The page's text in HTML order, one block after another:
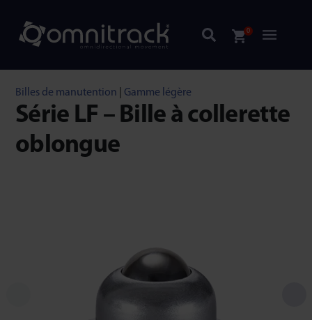
0
Billes de manutention Gamme légère
Série LF – Bille à collerette
oblongue